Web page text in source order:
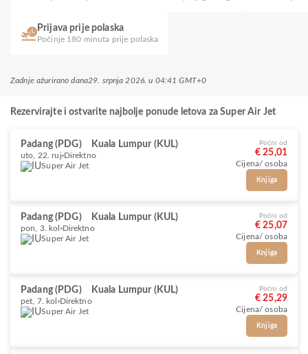
Prijava prije polaska
Počinje 180 minuta prije polaska
Zadnje ažurirano dana29. srpnja 2026. u 04:41 GMT+0
Rezervirajte i ostvarite najbolje ponude letova za Super Air Jet
Padang (PDG) Kuala Lumpur (KUL)
uto, 22. ruj Direktno
Super Air Jet
Počni od
€ 25,01
Cijena/ osoba
Knjiga
Padang (PDG) Kuala Lumpur (KUL)
pon, 3. kol Direktno
Super Air Jet
Počni od
€ 25,07
Cijena/ osoba
Knjiga
Padang (PDG) Kuala Lumpur (KUL)
pet, 7. kol Direktno
Super Air Jet
Počni od
€ 25,29
Cijena/ osoba
Knjiga